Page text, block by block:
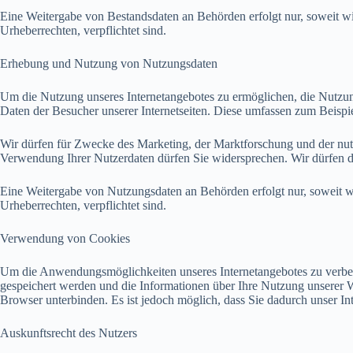
Eine Weitergabe von Bestandsdaten an Behörden erfolgt nur, soweit
Urheberrechten, verpflichtet sind.
Erhebung und Nutzung von Nutzungsdaten
Um die Nutzung unseres Internetangebotes zu ermöglichen, die
Daten der Besucher unserer Internetseiten. Diese umfassen zum
Wir dürfen für Zwecke des Marketing, der Marktforschung und der
Verwendung Ihrer Nutzerdaten dürfen Sie widersprechen. Wir
Eine Weitergabe von Nutzungsdaten an Behörden erfolgt nur,
Urheberrechten, verpflichtet sind.
Verwendung von Cookies
Um die Anwendungsmöglichkeiten unseres Internetangebotes zu
gespeichert werden und die Informationen über Ihre Nutzung
Browser unterbinden. Es ist jedoch möglich, dass Sie dadurch unser
Auskunftsrecht des Nutzers